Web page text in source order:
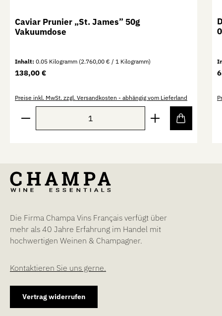
Caviar Prunier „St. James” 50g
Vakuumdose
Inhalt:0.05 Kilogramm (2.760,00 € / 1 Kilogramm)
Regulärer Preis:
138,00 €
Preise inkl. MwSt. zzgl. Versandkosten - abhängig vom Lieferland
Produkt Anzahl: Gib den gewünschten Wert ein
Die Firma Champa Vins Français verfügt über
mehr als 40 Jahre Erfahrung im Handel mit
hochwertigen Weinen & Champagner.
Kontaktieren Sie uns gerne.
Vertrag widerrufen